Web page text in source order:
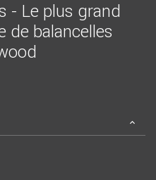
- Le plus grand
de balancelles